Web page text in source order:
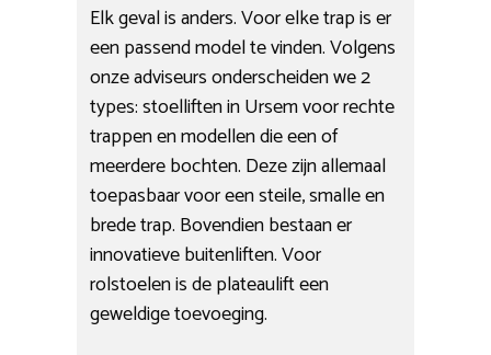
Elk geval is anders. Voor elke trap is er
een passend model te vinden. Volgens
onze adviseurs onderscheiden we 2
types: stoelliften in Ursem voor rechte
trappen en modellen die een of
meerdere bochten. Deze zijn allemaal
toepasbaar voor een steile, smalle en
brede trap. Bovendien bestaan er
innovatieve buitenliften. Voor
rolstoelen is de plateaulift een
geweldige toevoeging.